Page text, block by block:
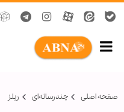
صفحه اصلی چندرسانه‌ای ریلز